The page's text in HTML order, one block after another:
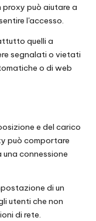
proxy può aiutare a
l'accesso.
quelli a
segnalati o vietati
o di web
e del carico
può comportare
connessione
di un
utenti che non
di rete.